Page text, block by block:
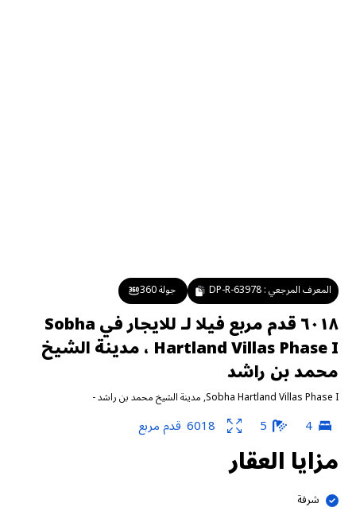
المعرف المرجعي :DP-R-63978 جولة 360
٦٠١٨ قدم مربع فيلا لـ للايجار في Sobha
Hartland Villas Phase I ، مدينة الشيخ
محمد بن راشد
Sobha Hartland Villas Phase I
,مدينة الشيخ محمد بن راشد-
4
5
6018 قدم مربع
مزايا العقار
شرفة